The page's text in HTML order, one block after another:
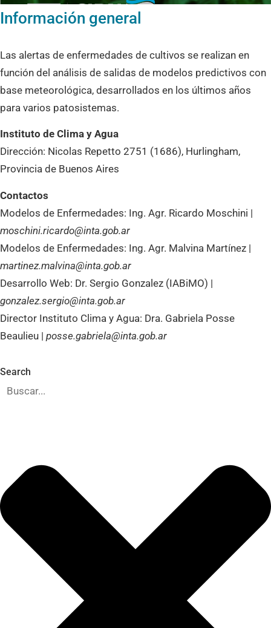
Información general
Las alertas de enfermedades de cultivos se realizan en
función del análisis de salidas de modelos predictivos con
base meteorológica, desarrollados en los últimos años
para varios patosistemas.
Instituto de Clima y Agua
Dirección: Nicolas Repetto 2751 (1686), Hurlingham,
Provincia de Buenos Aires
Contactos
Modelos de Enfermedades: Ing. Agr. Ricardo Moschini |
moschini.ricardo@inta.gob.ar
Modelos de Enfermedades: Ing. Agr. Malvina Martínez |
martinez.malvina@inta.gob.ar
Desarrollo Web: Dr. Sergio Gonzalez (IABiMO) |
gonzalez.sergio@inta.gob.ar
Director Instituto Clima y Agua: Dra. Gabriela Posse
Beaulieu | posse.gabriela@inta.gob.ar
Search